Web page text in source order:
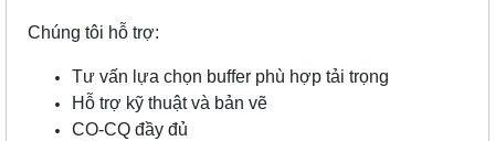
Chúng tôi hỗ trợ:
Tư vấn lựa chọn buffer phù hợp tải trọng
Hỗ trợ kỹ thuật và bản vẽ
CO-CQ đầy đủ